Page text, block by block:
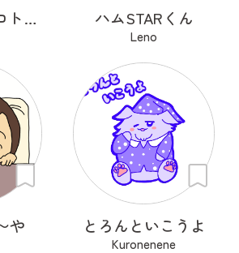
ねかせバクのコトコト ハムSTARくん
Leno
や とろんといこうよ
Kuronenene